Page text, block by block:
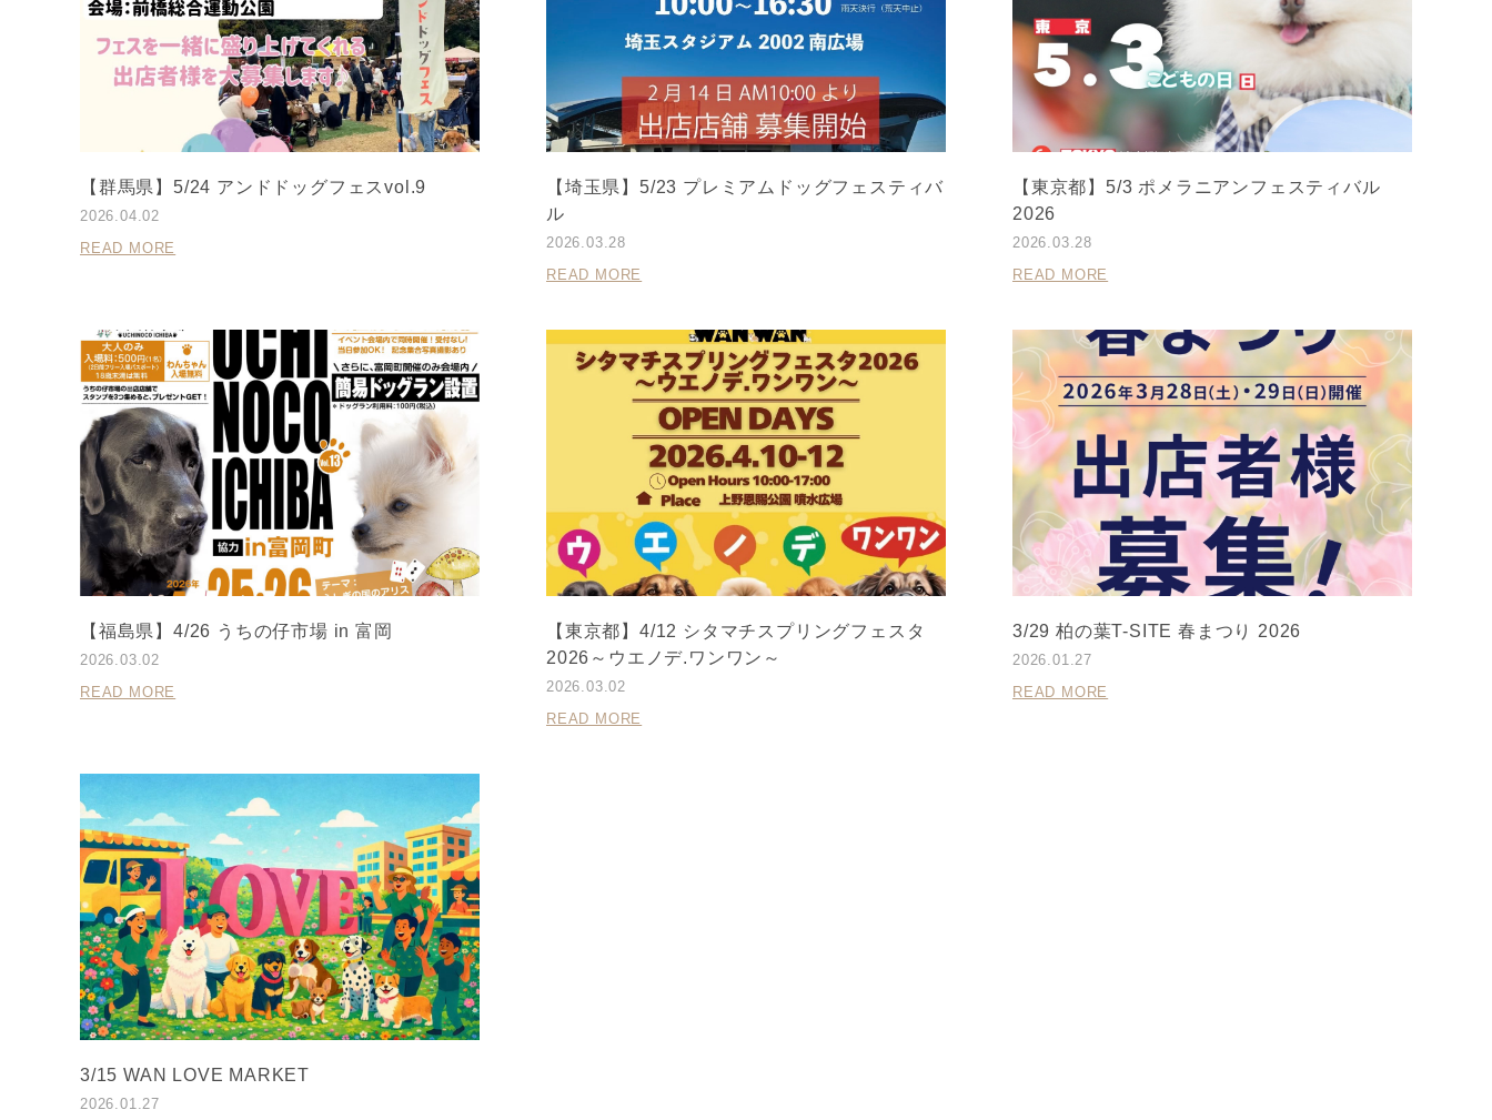
【群馬県】5/24 アンドドッグフェスvol.9
2026.04.02
READ MORE
【埼玉県】5/23 プレミアムドッグフェスティバ
ル
2026.03.28
READ MORE
【東京都】5/3 ポメラニアンフェスティバル
2026
2026.03.28
READ MORE
【福島県】4/26 うちの仔市場 in 富岡
2026.03.02
READ MORE
【東京都】4/12 シタマチスプリングフェスタ
2026～ウエノデ.ワンワン～
2026.03.02
READ MORE
3/29 柏の葉T-SITE 春まつり 2026
2026.01.27
READ MORE
3/15 WAN LOVE MARKET
2026.01.27